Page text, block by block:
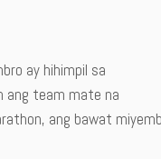
ay hihimpil sa
ang team mate na
ang bawat